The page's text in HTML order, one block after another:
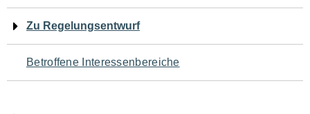
für
den
Seiteninhalt
Zu Regelungsentwurf
Betroffene Interessenbereiche